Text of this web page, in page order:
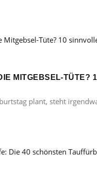
MITGEBSEL-TÜTE?
plant, steht